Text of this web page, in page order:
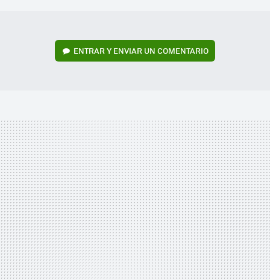
ENTRAR Y ENVIAR UN COMENTARIO